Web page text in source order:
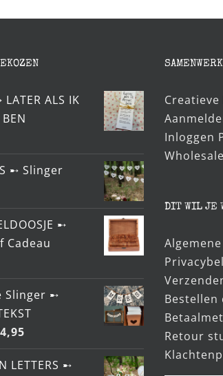
ALS IK
➸ Slinger
➸
Cadeau
Slinger ➸
4,95
LETTERS ➸
Creatieve
Inloggen
Wholesale
DIT WIL JE
Bestellen
Retour